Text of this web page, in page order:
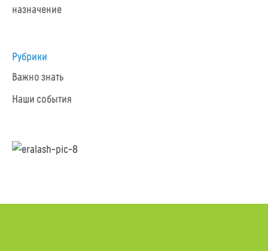
назначение
Рубрики
Важно знать
Наши события